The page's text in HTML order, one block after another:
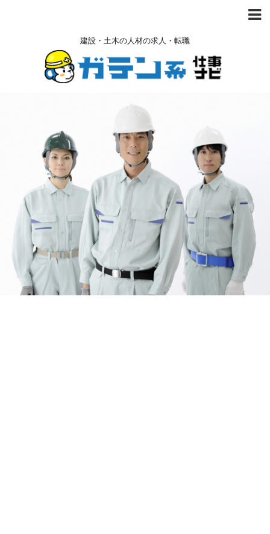
建設・土木の人材の求人・転職